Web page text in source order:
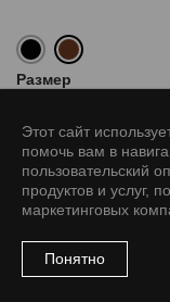
Размер
Этот сайт
помочь вам в
пользовательский
продуктов и услуг,
маркетинговых
Понятно